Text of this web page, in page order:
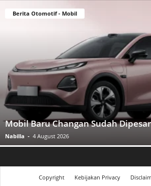
Berita Otomotif - Mobil
Mobil Baru Changan Sudah
Nabilla - 4 August 2026
Copyright Kebijakan Privacy